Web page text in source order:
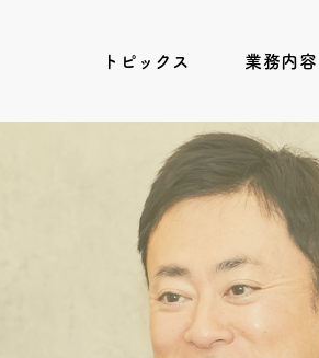
トピックス 業務内容